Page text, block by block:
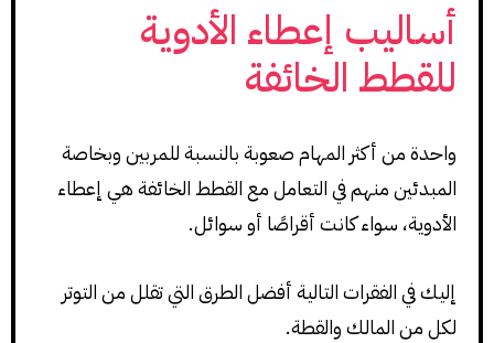
أساليب إعطاء الأدوية
للقطط الخائفة
واحدة من أكثر المهام صعوبة بالنسبة للمربين وبخاصة
المبدئين منهم في التعامل مع القطط الخائفة هي إعطاء
الأدوية، سواء كانت أقراصًا أو سوائل.
إليك في الفقرات التالية أفضل الطرق التي تقلل من التوتر
لكل من المالك والقطة.